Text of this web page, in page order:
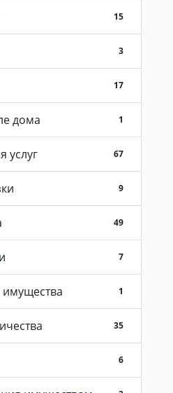
15
3
17
дома 1
услуг 67
9
49
7
1
35
6